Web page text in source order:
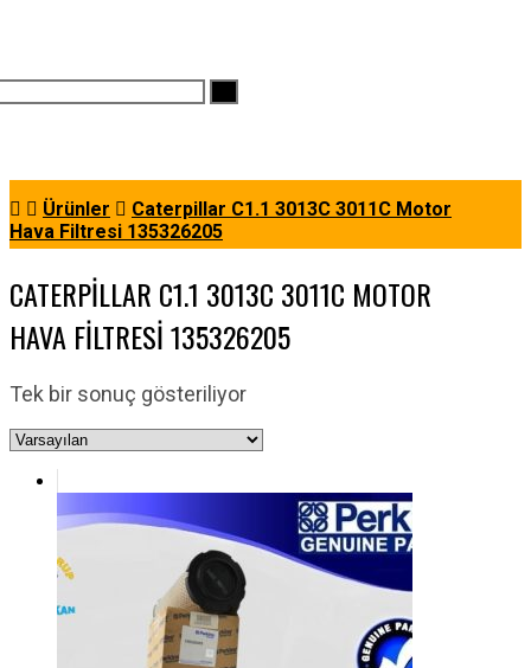
Ürünler
Caterpillar C1.1 3013C 3011C Motor
Hava Filtresi 135326205
CATERPILLAR C1.1 3013C 3011C MOTOR
HAVA FILTRESI 135326205
Tek bir sonuç gösteriliyor